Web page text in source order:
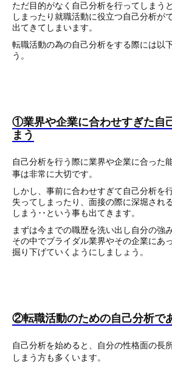
ただ目的がなく自己分析を行ってしまう
しまったり就職活動に役立つ自己分析が
出てきてしまいます。
転職活動の為の自己分析をする際には以
う。
①業界や企業に合わせすぎた自
まう
自己分析を行う際に業界や企業に合った
事は非常に大切です。
しかし、事前に合わせすぎて自己分析を
失ってしまったり、面接の際に深堀され
しまう･･という事も出てきます。
まずは今までの職歴を洗い出し自分の強
その中でブライダル業界やその企業にあ
掘り下げていくようにしましょう。
②転職活動のための自己分析で
自己分析を始めると、自分の性格面の長
しまう方も多くいます。